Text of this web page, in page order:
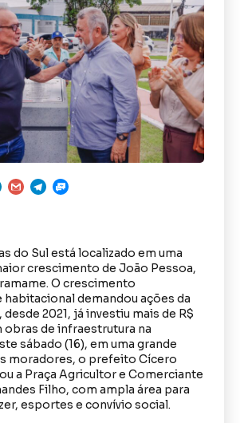
do Sul está localizado em uma
crescimento de João Pessoa,
O crescimento
habitacional demandou ações da
2021, já investiu mais de R$
obras de infraestrutura na
sábado (16), em uma grande
moradores, o prefeito Cícero
a Praça Agricultor e Comerciante
Filho, com ampla área para
esportes e convívio social.